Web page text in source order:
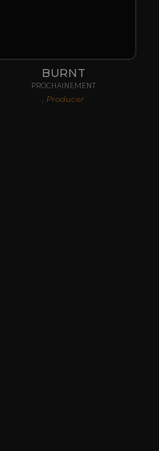
BURNT
PROCHAINEMENT
, Producer